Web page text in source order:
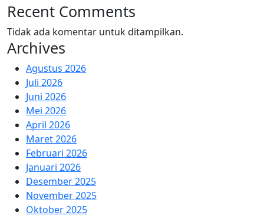
Recent Comments
Tidak ada komentar untuk ditampilkan.
Archives
Agustus 2026
Juli 2026
Juni 2026
Mei 2026
April 2026
Maret 2026
Februari 2026
Januari 2026
Desember 2025
November 2025
Oktober 2025